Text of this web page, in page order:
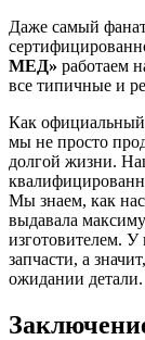
Даже самый
МЕД» работаем
все типичные и
Как
мы не просто
долгой жизни.
Мы знаем, как
выдавала
изготовителем. У
запчасти, а
ожидании детали.